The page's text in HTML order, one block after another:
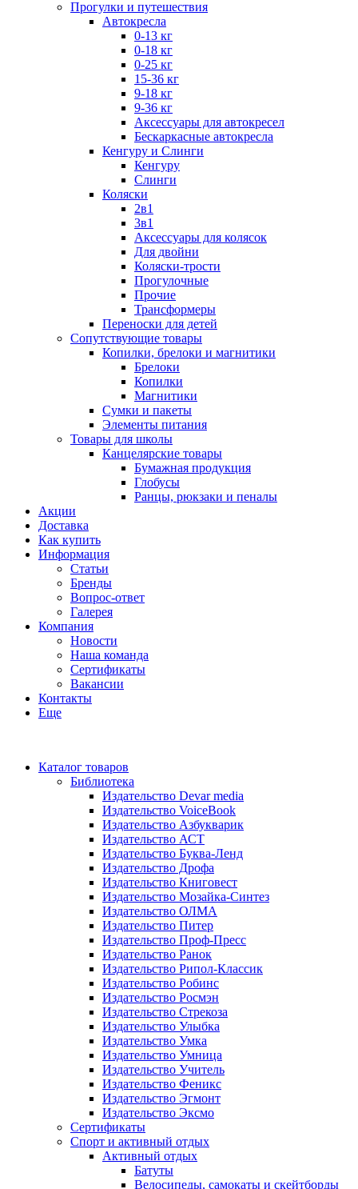
Прогулки и путешествия
Автокресла
0-13 кг
0-18 кг
0-25 кг
15-36 кг
9-18 кг
9-36 кг
Аксессуары для автокресел
Бескаркасные автокресла
Кенгуру и Слинги
Кенгуру
Слинги
Коляски
2в1
3в1
Аксессуары для колясок
Для двойни
Коляски-трости
Прогулочные
Прочие
Трансформеры
Переноски для детей
Сопутствующие товары
Копилки, брелоки и магнитики
Брелоки
Копилки
Магнитики
Сумки и пакеты
Элементы питания
Товары для школы
Канцелярские товары
Бумажная продукция
Глобусы
Ранцы, рюкзаки и пеналы
Акции
Доставка
Как купить
Информация
Статьи
Бренды
Вопрос-ответ
Галерея
Компания
Новости
Наша команда
Сертификаты
Вакансии
Контакты
Еще
Каталог товаров
Библиотека
Издательство Devar media
Издательство VoiceBook
Издательство Азбукварик
Издательство АСТ
Издательство Буква-Ленд
Издательство Дрофа
Издательство Книговест
Издательство Мозайка-Синтез
Издательство ОЛМА
Издательство Питер
Издательство Проф-Пресс
Издательство Ранок
Издательство Рипол-Классик
Издательство Робинс
Издательство Росмэн
Издательство Стрекоза
Издательство Улыбка
Издательство Умка
Издательство Умница
Издательство Учитель
Издательство Феникс
Издательство Эгмонт
Издательство Эксмо
Сертификаты
Спорт и активный отдых
Активный отдых
Батуты
Велосипеды, самокаты и скейтборды